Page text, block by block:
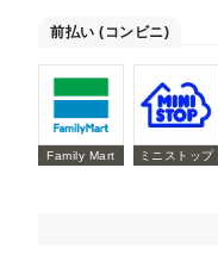
前払い (コンビニ)
Family Mart ミニストップ